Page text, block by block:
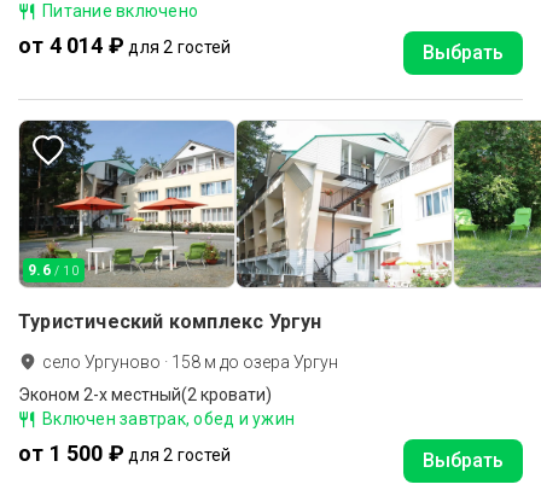
Питание включено
от 4 014 ₽ для 2 гостей Выбрать
9.6 / 10
Туристический комплекс Ургун
село Ургуново · 158 м до озера Ургун
Эконом 2-х местный(2 кровати)
Включен завтрак, обед и ужин
от 1 500 ₽ для 2 гостей Выбрать